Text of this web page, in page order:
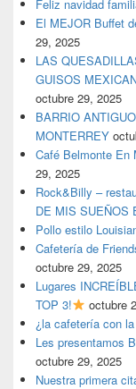
Feliz navidad
El MEJOR Buffet
29, 2025
LAS
GUISOS
octubre 29, 2025
BARRIO
MONTERREY
Café Belmonte En
29, 2025
Rock&Billy –
DE MIS SUEÑOS
Pollo estilo
Cafetería de
octubre 29, 2025
Lugares
TOP 3!
octubre
¿la cafetería con
Les presentamos
octubre 29, 2025
Nuestra primera